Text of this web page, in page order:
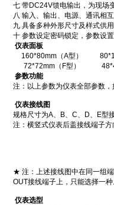
七 带DC24V馈电输出，为现场
八 输入、输出、电源、通讯相
九 具备多种外形尺寸及样式供
十 参数设定密码锁定，参数设
仪表面板
160*80mm（A型）
72*72mm（F型）
参数功能
注：以上参数为仪表全部参数
仪表接线图
规格尺寸为A、B、C、D、E型
注：横竖式仪表后盖接线端子
★ 注：上述接线图中在同一组
OUT接线端子上，只能选择一种
仪表选型